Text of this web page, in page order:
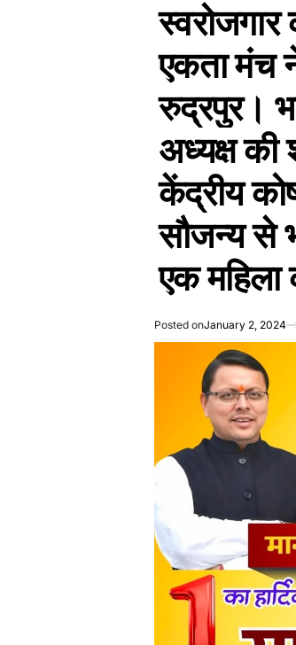
एकता मंच
रुद्रपुर।
अध्यक्ष की
केंद्रीय
सौजन्य से
एक महिला
Posted onJanuary 2, 2024